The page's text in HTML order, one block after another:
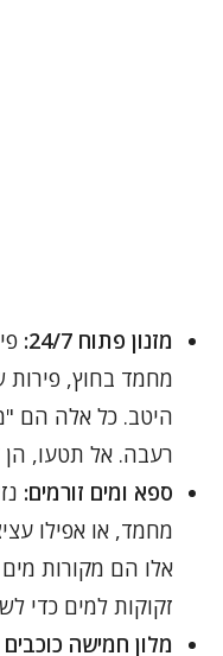
מזנון פתוח 24/7:
מחמד בחוץ,
היטב. כל אלה הם
רעבה. אל תטעו, הן
ספא ומים זורמים:
מחמד, או אפילו
אלו הם מקורות
זקוקות למים כדי
מלון חמישה